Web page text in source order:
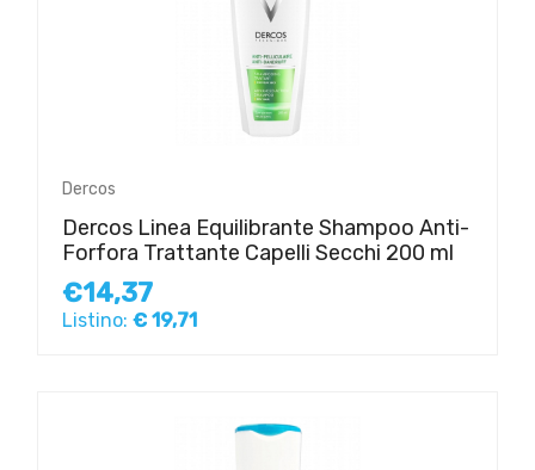
Dercos
Dercos Linea Equilibrante Shampoo Anti-
Forfora Trattante Capelli Secchi 200 ml
€14,37
Listino: € 19,71